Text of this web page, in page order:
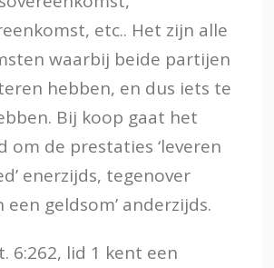
etc.. Het zijn alle
waarbij beide partijen
hebben, en dus iets te
Bij koop gaat het
om de prestaties ‘leveren
enerzijds, tegenover
een geldsom’ anderzijds.
6:262, lid 1 kent een